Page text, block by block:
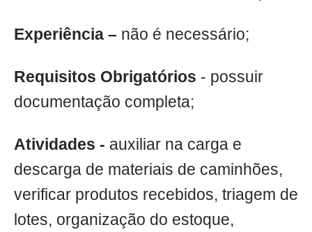
Experiência – não é necessário;
Requisitos Obrigatórios - possuir
documentação completa;
Atividades - auxiliar na carga e
descarga de materiais de caminhões,
verificar produtos recebidos, triagem de
lotes, organização do estoque,